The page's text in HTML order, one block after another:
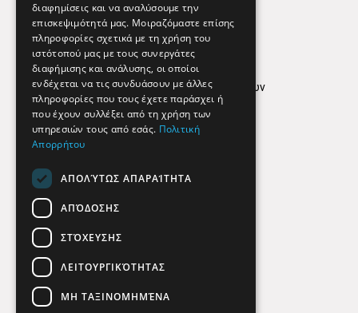
Απόρρητο
Όροι Χρήσης
Πολιτική προστασίας δεδομένων
Findhere
Social Media
διαφημίσεις και να αναλύσουμε την
επισκεψιμότητά μας. Μοιραζόμαστε επίσης
πληροφορίες σχετικά με τη χρήση του
ιστότοπού μας με τους συνεργάτες
διαφήμισης και ανάλυσης, οι οποίοι
ενδέχεται να τις συνδυάσουν με άλλες
πληροφορίες που τους έχετε παράσχει ή
που έχουν συλλέξει από τη χρήση των
υπηρεσιών τους από εσάς. Πολιτική
Απορρήτου
ΑΠΟΛΎΤΩΣ ΑΠΑΡΑΊΤΗΤΑ
ΑΠΌΔΟΣΗΣ
ΣΤΌΧΕΥΣΗΣ
ΛΕΙΤΟΥΡΓΙΚΌΤΗΤΑΣ
ΜΗ ΤΑΞΙΝΟΜΗΜΈΝΑ